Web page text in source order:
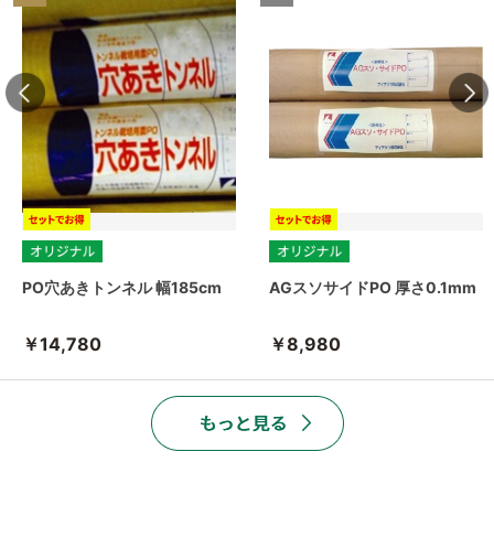
PO穴あきトンネル 幅185cm
￥14,780
AGスソサイドPO 厚さ0.1mm
￥8,980